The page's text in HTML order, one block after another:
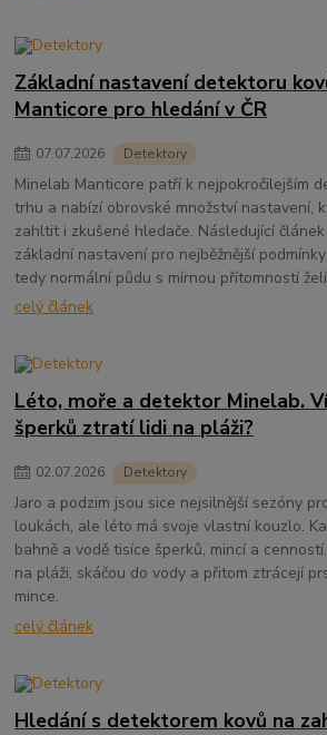
Základní nastavení detektoru
Manticore pro hledání v ČR
07.07.2026 Detektory
Minelab Manticore patří k nejpokročilejším
trhu a nabízí obrovské množství nastavení,
zahltit i zkušené hledače. Následující
základní nastavení pro nejběžnější
tedy normální půdu s mírnou přítomností želí
celý článek
Léto, moře a detektor Minelab.
šperků ztratí lidi na pláži?
02.07.2026 Detektory
Jaro a podzim jsou sice nejsilnější sezóny
loukách, ale léto má svoje vlastní kouzlo.
bahně a vodě tisíce šperků, mincí a
na pláži, skáčou do vody a přitom ztrácejí
mince.
celý článek
Hledání s detektorem kovů na